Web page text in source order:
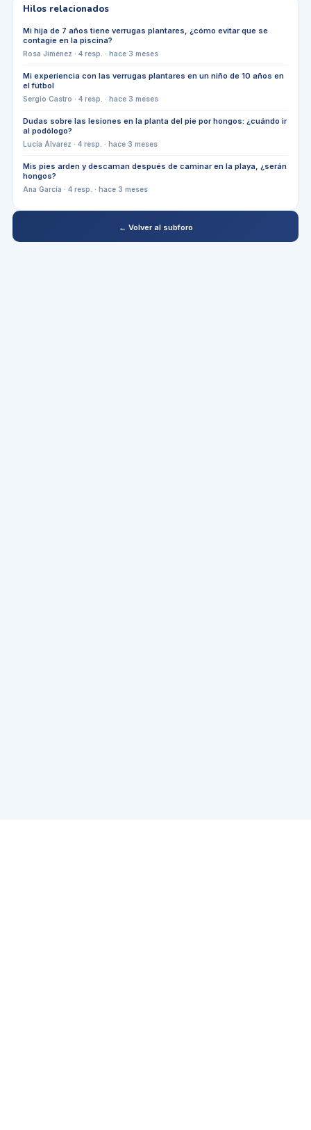
Hilos relacionados
Mi hija de 7 años tiene verrugas plantares, ¿cómo evitar que se
contagie en la piscina?
Rosa Jiménez · 4resp. · hace 3 meses
Mi experiencia con las verrugas plantares en un niño de 10 años en
el fútbol
Sergio Castro · 4resp. · hace 3 meses
Dudas sobre las lesiones en la planta del pie por hongos: ¿cuándo ir
al podólogo?
Lucía Álvarez · 4resp. · hace 3 meses
Mis pies arden y descaman después de caminar en la playa, ¿serán
hongos?
Ana García · 4resp. · hace 3 meses
← Volver al subforo